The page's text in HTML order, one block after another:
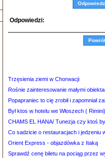
Odpowiedz
Odpowiedzi:
Trzęsienia ziemi w Chorwacji
Rośnie zainteresowanie małymi
Popapraniec to cię zrobił i zapomniał
Był ktos w hotelu we Włoszech (
CHAMS EL HANA/ Tunezja czy ktoś
Co sadzicie o restauracjach i jedzeniu
Orient Express - objazdówka z Itaką
Sprawdź cenę biletu na pociąg przez